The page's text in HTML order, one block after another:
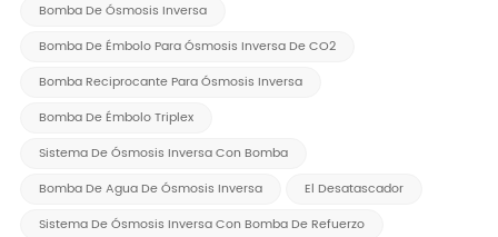
Bomba De Ósmosis Inversa
Bomba De Émbolo Para Ósmosis Inversa De CO2
Bomba Reciprocante Para Ósmosis Inversa
Bomba De Émbolo Triplex
Sistema De Ósmosis Inversa Con Bomba
Bomba De Agua De Ósmosis Inversa
El Desatascador
Sistema De Ósmosis Inversa Con Bomba De Refuerzo